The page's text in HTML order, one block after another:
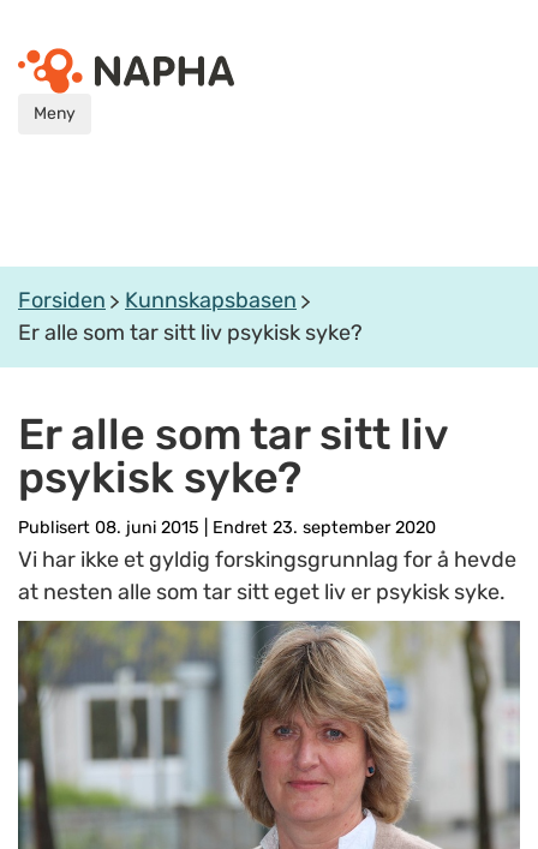
Meny
Forsiden
Kunnskapsbasen
Er alle som tar sitt liv psykisk syke?
Er alle som tar sitt liv
psykisk syke?
Publisert 08. juni 2015 Endret 23. september 2020
Vi har ikke et gyldig forskingsgrunnlag for å hevde
at nesten alle som tar sitt eget liv er psykisk syke.